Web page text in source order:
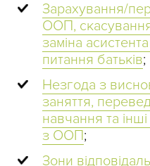
Зарахування/
ООП,
заміна
питання батьків;
Незгода з
заняття,
навчання та
з ООП;
Зони